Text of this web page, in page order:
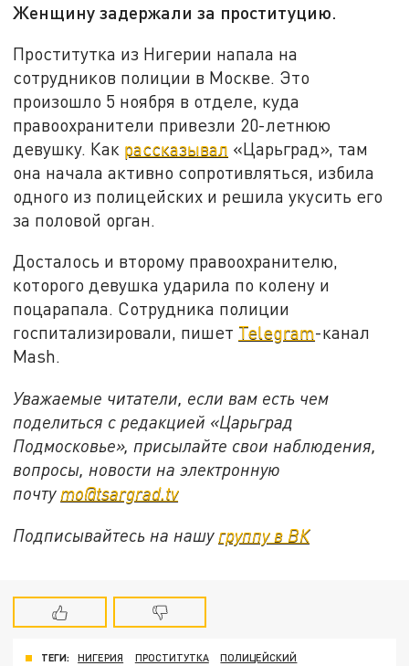
Женщину задержали за проституцию.
Проститутка из Нигерии напала на
сотрудников полиции в Москве. Это
произошло 5 ноября в отделе, куда
правоохранители привезли 20-летнюю
девушку. Как рассказывал «Царьград», там
она начала активно сопротивляться, избила
одного из полицейских и решила укусить его
за половой орган.
Досталось и второму правоохранителю,
которого девушка ударила по колену и
поцарапала. Сотрудника полиции
госпитализировали, пишет Telegram-канал
Mash.
Уважаемые читатели, если вам есть чем
поделиться с редакцией «Царьград
Подмосковье», присылайте свои наблюдения,
вопросы, новости на электронную
почту mo@tsargrad.tv
Подписывайтесь на нашу группу в ВК
ТЕГИ: НИГЕРИЯ ПРОСТИТУТКА
ПОЛИЦЕЙСКИЙ